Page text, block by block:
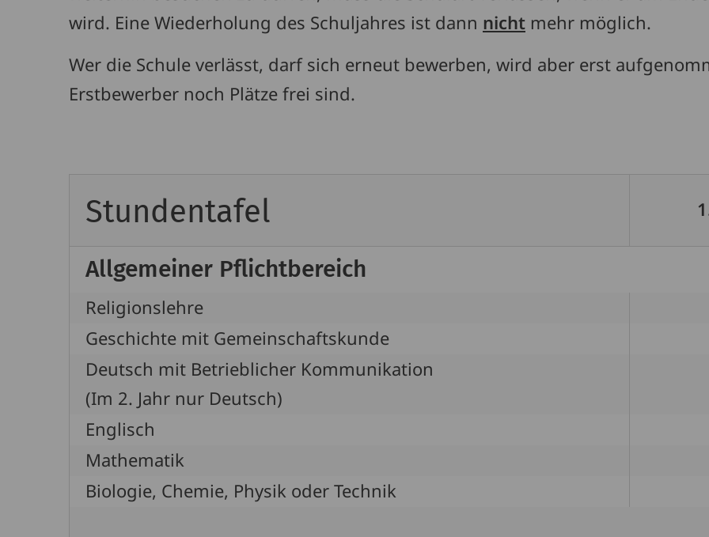
wird. Eine Wiederholung des Schuljahres ist dann nicht mehr möglich.
Wer die Schule verlässt, darf sich erneut bewerben, wird aber erst
Erstbewerber noch Plätze frei sind.
Stundentafel
Allgemeiner Pflichtbereich
Religionslehre
Geschichte mit Gemeinschaftskunde
Deutsch mit Betrieblicher Kommunikation
(Im 2. Jahr nur Deutsch)
Englisch
Mathematik
Biologie, Chemie, Physik oder Technik